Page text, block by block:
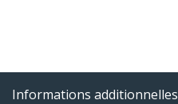
Informations additionnelles